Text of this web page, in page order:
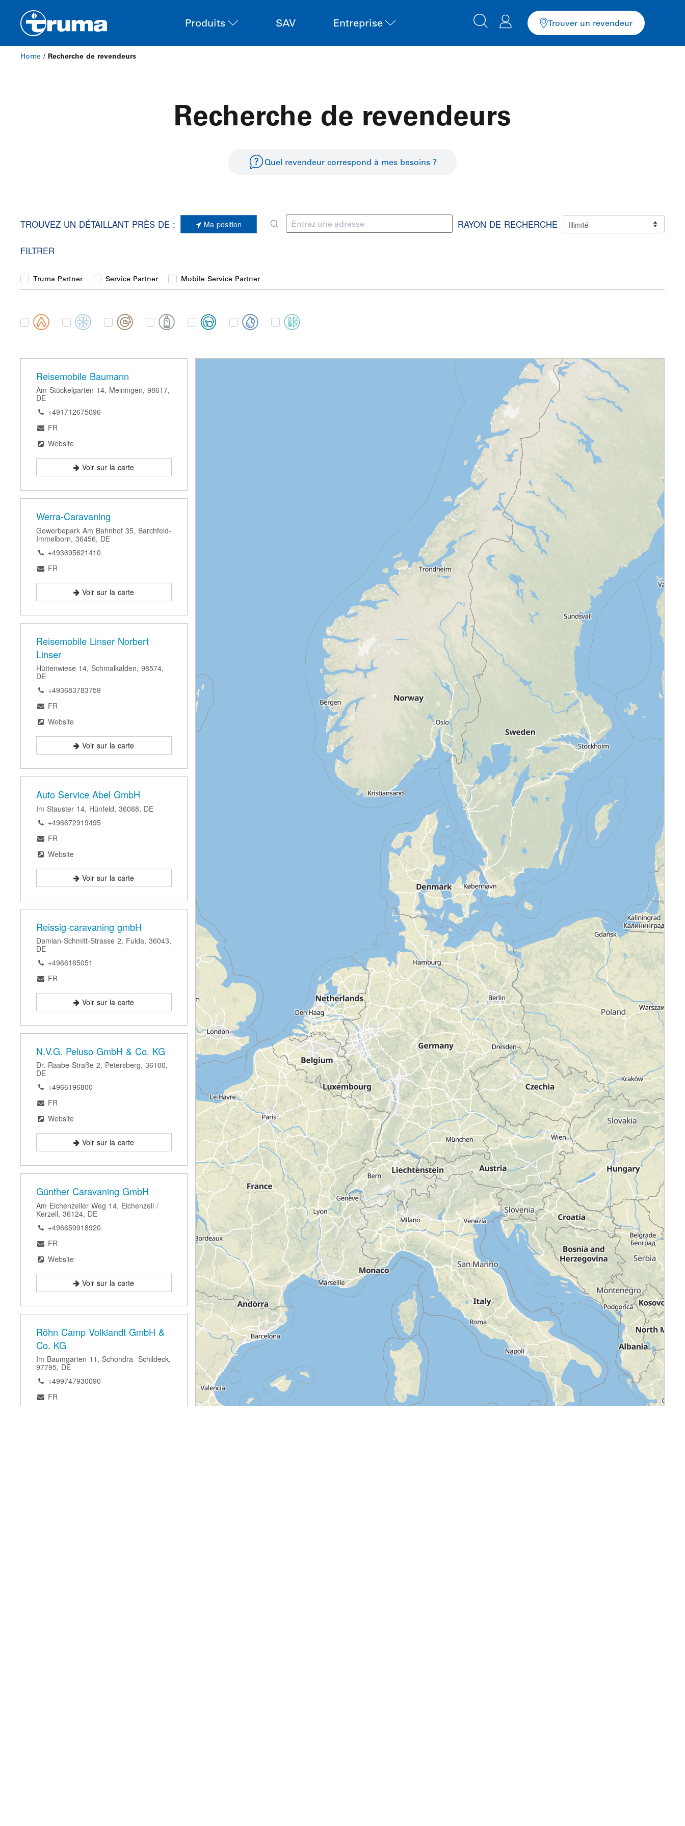
Produits SAV Entreprise Trouver un revendeur
Home / Recherche de revendeurs
Recherche de revendeurs
Quel revendeur correspond à mes besoins ?
TROUVEZ UN DÉTAILLANT PRÈS DE : Ma position RAYON DE RECHERCHE
FILTRER
Truma Partner Service Partner Mobile Service Partner
Reisemobile Baumann
Am Stückelgarten 14, Meiningen, 98617,
DE
+491712675096
FR
Website
Voir sur la carte
Werra-Caravaning
Gewerbepark Am Bahnhof 35, Barchfeld-
Immelborn, 36456, DE
+493695621410
FR
Voir sur la carte
Reisemobile Linser Norbert
Linser
Hüttenwiese 14, Schmalkalden, 98574,
DE
+493683783759
FR
Website
Voir sur la carte
Auto Service Abel GmbH
Im Stauster 14, Hünfeld, 36088, DE
+496672919495
FR
Website
Voir sur la carte
Reissig-caravaning gmbH
Damian-Schmitt-Strasse 2, Fulda, 36043,
DE
+4966165051
FR
Voir sur la carte
N.V.G. Peluso GmbH & Co. KG
Dr.-Raabe-Straße 2, Petersberg, 36100,
DE
+4966196800
FR
Website
Voir sur la carte
Günther Caravaning GmbH
Am Eichenzeller Weg 14, Eichenzell /
Kerzell, 36124, DE
+496659918920
FR
Website
Voir sur la carte
Röhn Camp Volklandt GmbH &
Co. KG
Im Baumgarten 11, Schondra- Schildeck,
97795, DE
+499747930090
FR